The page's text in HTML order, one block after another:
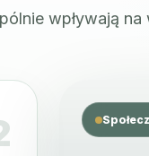
wpływają